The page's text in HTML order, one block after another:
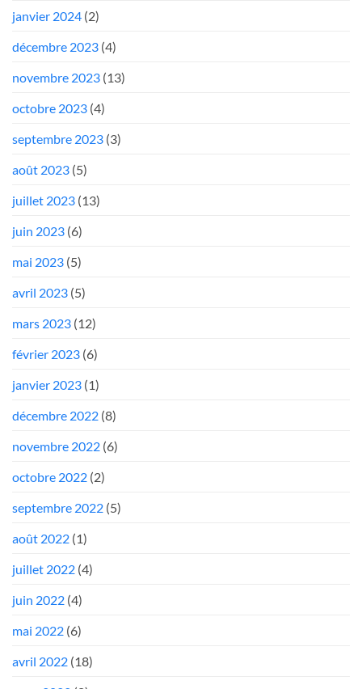
janvier 2024 (2)
décembre 2023 (4)
novembre 2023 (13)
octobre 2023 (4)
septembre 2023 (3)
août 2023 (5)
juillet 2023 (13)
juin 2023 (6)
mai 2023 (5)
avril 2023 (5)
mars 2023 (12)
février 2023 (6)
janvier 2023 (1)
décembre 2022 (8)
novembre 2022 (6)
octobre 2022 (2)
septembre 2022 (5)
août 2022 (1)
juillet 2022 (4)
juin 2022 (4)
mai 2022 (6)
avril 2022 (18)